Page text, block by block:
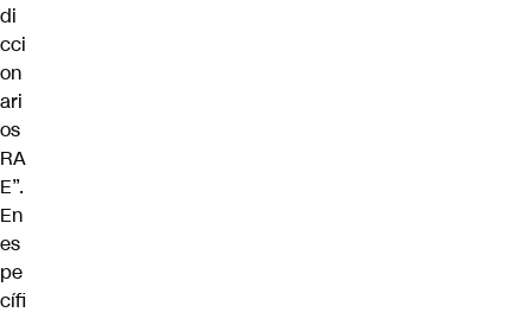
di
cci
on
ari
os
RA
E”.
En
es
pe
cífi